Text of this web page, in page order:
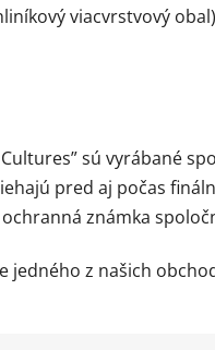
viacvrstvový obal)
Cultures” sú vyrábané
pred aj počas
známka
jedného z našich